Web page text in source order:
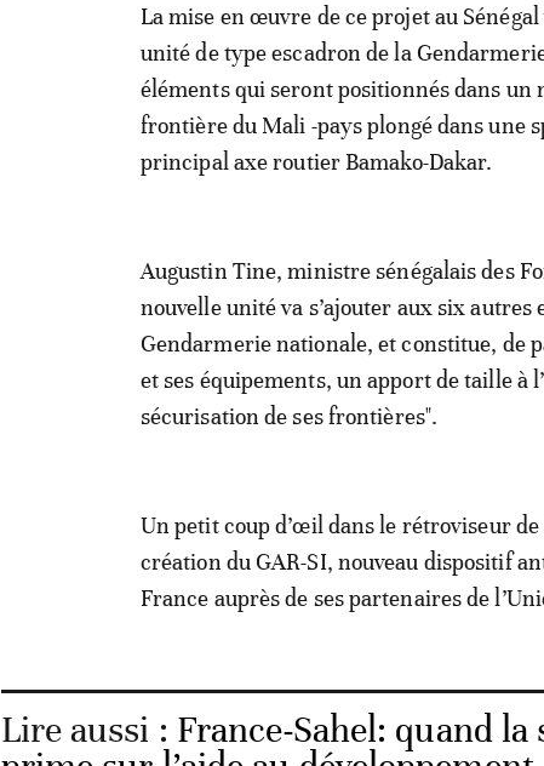
La mise en œuvre de ce projet au
unité de type escadron de la
éléments qui seront positionnés dans un
frontière du Mali -pays plongé dans une
principal axe routier Bamako-Dakar.
Augustin Tine, ministre sénégalais des
nouvelle unité va s’ajouter aux six
Gendarmerie nationale, et constitue, de
et ses équipements, un apport de taille à
sécurisation de ses frontières".
Un petit coup d’œil dans le rétroviseur
création du GAR-SI, nouveau dispositif
France auprès de ses partenaires de
Lire aussi : France-Sahel: quand